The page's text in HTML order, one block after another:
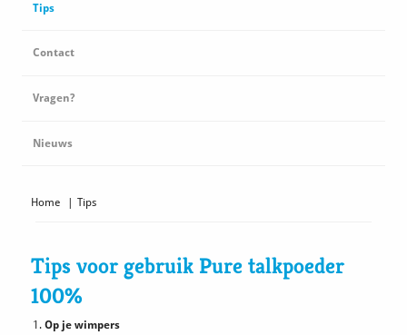
Tips
Contact
Vragen?
Nieuws
Home Tips
Tips voor gebruik Pure talkpoeder
100%
Op je wimpers